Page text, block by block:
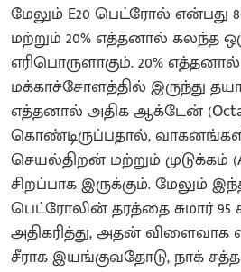
மேலும் E20 பெட்ரோல் என்பது
மற்றும் 20% எத்தனால் கலந்த
எரிபொருளாகும். 20%
மக்காச்சோளத்தில் இருந்து
எத்தனால் அதிக ஆக்டேன்
கொண்டிருப்பதால்,
செயல்திறன் மற்றும் முடுக்கம்
சிறப்பாக இருக்கும். மேலும்
பெட்ரோலின் தரத்தை சுமார்
அதிகரித்து, அதன்
சீராக இயங்குவதோடு, நாக்